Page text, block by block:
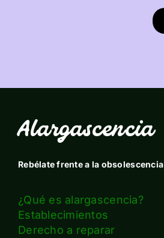
Alargascencia
Rebélate frente a la obsolescencia
¿Qué es alargascencia?
Establecimientos
Derecho a reparar